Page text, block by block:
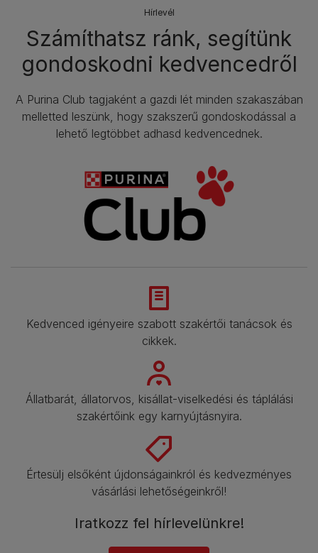
Hírlevél​
Számíthatsz ránk, segítünk
gondoskodni kedvencedről
A Purina Club tagjaként a gazdi lét minden szakaszában
melletted leszünk, hogy szakszerű gondoskodással a
lehető legtöbbet adhasd kedvencednek.​
Kedvenced igényeire szabott szakértői tanácsok és
cikkek.​
Állatbarát, állatorvos, kisállat-viselkedési és táplálási
szakértőink egy karnyújtásnyira.​
Értesülj elsőként újdonságainkról és kedvezményes
vásárlási lehetőségeinkről!​
Iratkozz fel hírlevelünkre!​